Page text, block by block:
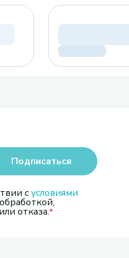
сусловиями
отказа.
Подписаться